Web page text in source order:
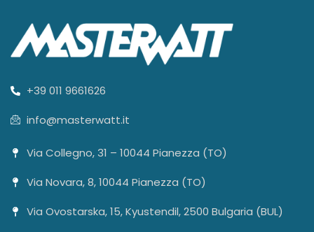
+39 011 9661626
info@masterwatt.it
Via Collegno, 31 – 10044 Pianezza (TO)
Via Novara, 8, 10044 Pianezza (TO)
Via Ovostarska, 15, Kyustendil, 2500 Bulgaria (BUL)